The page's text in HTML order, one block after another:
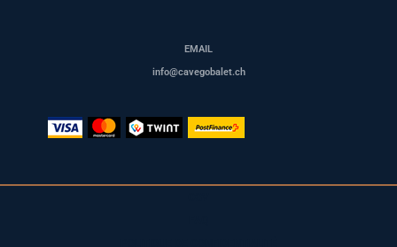
EMAIL
info@cavegobalet.ch